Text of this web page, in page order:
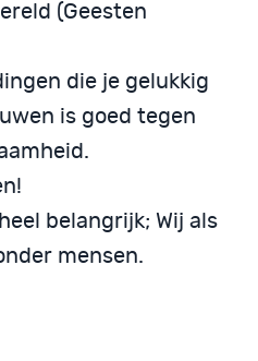
(Geesten
die je gelukkig
is goed tegen
belangrijk; Wij als
mensen.